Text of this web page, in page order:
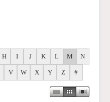
H I J K L M N
V W X Y Z #